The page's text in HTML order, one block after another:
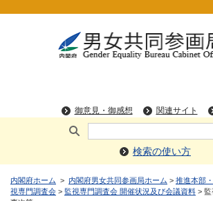
検索の使い方
内閣府ホーム > 内閣府男女共同参画局ホーム > 推進本部
視専門調査会 > 監視専門調査会 開催状況及び会議資料 >